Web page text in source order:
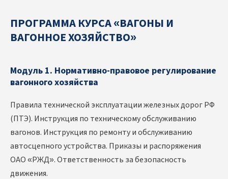
ПРОГРАММА КУРСА «ВАГОНЫ И
ВАГОННОЕ ХОЗЯЙСТВО»
Модуль 1. Нормативно-правовое регулирование
вагонного хозяйства
Правила технической эксплуатации железных дорог РФ
(ПТЭ). Инструкция по техническому обслуживанию
вагонов. Инструкция по ремонту и обслуживанию
автосцепного устройства. Приказы и распоряжения
ОАО «РЖД». Ответственность за безопасность
движения.